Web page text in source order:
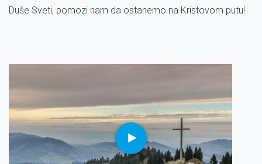
Duše Sveti, pomozi nam da ostanemo na Kristovom putu!